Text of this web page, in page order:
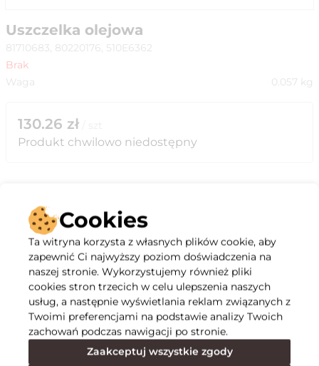
Uszczelka olejowa
81710683, 80220176, 510E6362
Brak
Waga
0.057 kg
130.26 zł
Produkt chwilowo niedostępny
Opis
Specyfikacja
Polecane
Cookies
Ta witryna korzysta z własnych plików cookie, aby
zapewnić Ci najwyższy poziom doświadczenia na
naszej stronie. Wykorzystujemy również pliki
cookies stron trzecich w celu ulepszenia naszych
usług, a następnie wyświetlania reklam związanych z
Twoimi preferencjami na podstawie analizy Twoich
zachowań podczas nawigacji po stronie.
Zaakceptuj wszystkie zgody